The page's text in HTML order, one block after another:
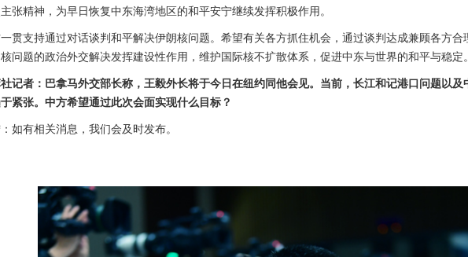
张精神，为早日恢复中东海湾地区的和平安宁继续发挥积极作用。
贯支持通过对话谈判和平解决伊朗核问题。希望有关各方抓住机会，通过谈判达成兼顾各方
问题的政治外交解决发挥建设性作用，维护国际核不扩散体系，促进中东与世界的和平与稳定。
记者：巴拿马外交部长称，王毅外长将于今日在纽约同他会见。当前，长江和记港口问题以
紧张。中方希望通过此次会面实现什么目标？
如有相关消息，我们会及时发布。